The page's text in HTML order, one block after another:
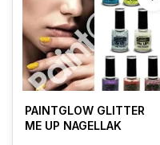
PAINTGLOW GLITTER
ME UP NAGELLAK